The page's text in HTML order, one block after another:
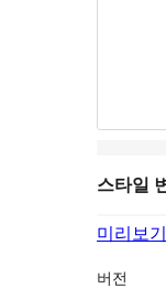
스타일
미리보기
버전